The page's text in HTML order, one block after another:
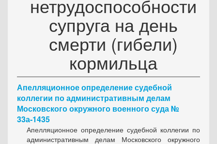
нетрудоспособности
супруга на день
смерти (гибели)
кормильца
Апелляционное определение судебной
коллегии по административным делам
Московского окружного военного суда №
33а-1435
Апелляционное определение судебной коллегии по
административным делам Московского окружного